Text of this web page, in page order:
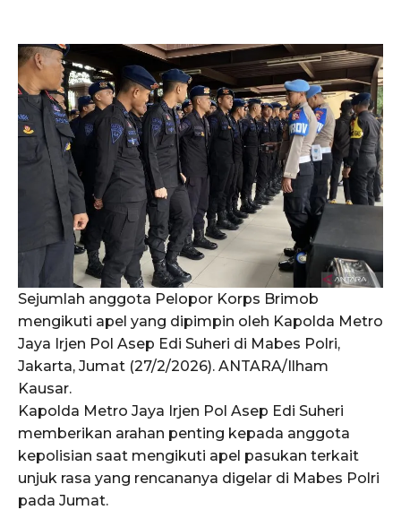
Sejumlah anggota Pelopor Korps Brimob
mengikuti apel yang dipimpin oleh Kapolda Metro
Jaya Irjen Pol Asep Edi Suheri di Mabes Polri,
Jakarta, Jumat (27/2/2026). ANTARA/Ilham
Kausar.
Kapolda Metro Jaya Irjen Pol Asep Edi Suheri
memberikan arahan penting kepada anggota
kepolisian saat mengikuti apel pasukan terkait
unjuk rasa yang rencananya digelar di Mabes Polri
pada Jumat.